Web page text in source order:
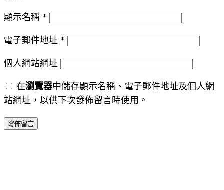
顯示名稱 *
電子郵件地址 *
個人網站網址
在瀏覽器中儲存顯示名稱、電子郵件地址及個人網
站網址，以供下次發佈留言時使用。